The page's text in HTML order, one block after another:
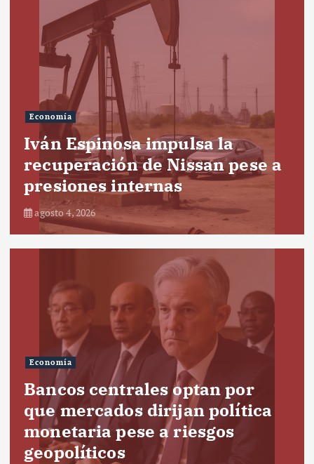
Economía
Iván Espinosa impulsa la
recuperación de Nissan pese a
presiones internas
agosto 4, 2026
Economía
Bancos centrales optan por
que mercados dirijan política
monetaria pese a riesgos
geopolíticos